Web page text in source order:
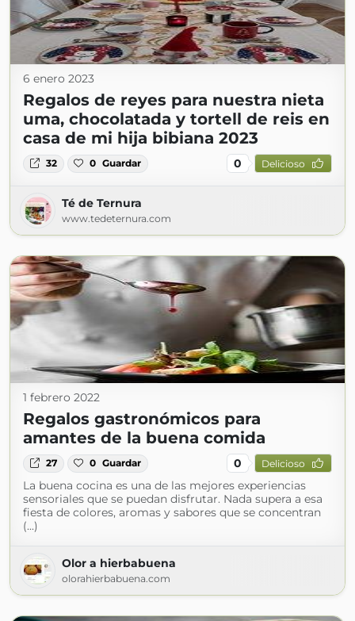
6 enero 2023
Regalos de reyes para nuestra nieta
uma, chocolatada y tortell de reis en
casa de mi hija bibiana 2023
32 0 Guardar 0 Delicioso
Té de Ternura
www.tedeternura.com
1 febrero 2022
Regalos gastronómicos para
amantes de la buena comida
27 0 Guardar 0 Delicioso
La buena cocina es una de las mejores experiencias
sensoriales que se puedan disfrutar. Nada supera a esa
fiesta de colores, aromas y sabores que se concentran
(...)
Olor a hierbabuena
olorahierbabuena.com